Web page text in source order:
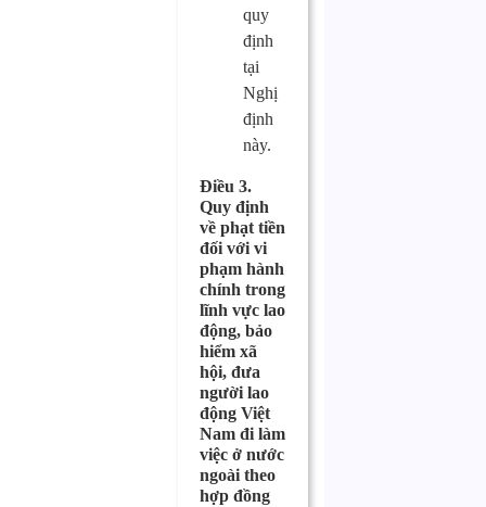
quy
định
tại
Nghị
định
này.
Điều 3.
Quy định
về phạt tiền
đối với vi
phạm hành
chính trong
lĩnh vực lao
động, bảo
hiểm xã
hội, đưa
người lao
động Việt
Nam đi làm
việc ở nước
ngoài theo
hợp đồng